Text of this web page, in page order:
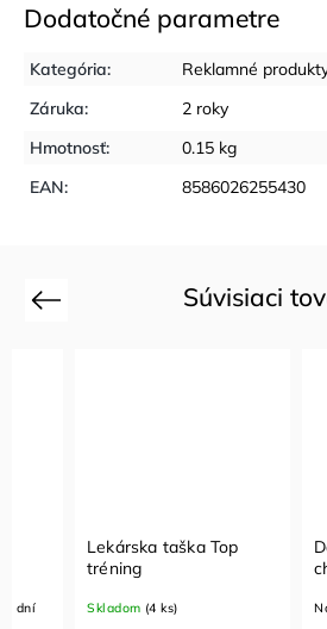
Dodatočné parametre
Kategória:
Reklamné
Záruka:
2 roky
Hmotnosť:
0.15 kg
EAN: 8586026255430
Súvisiaci
Previous
dní
Lekárska taška Top
tréning
Skladom (4 ks)